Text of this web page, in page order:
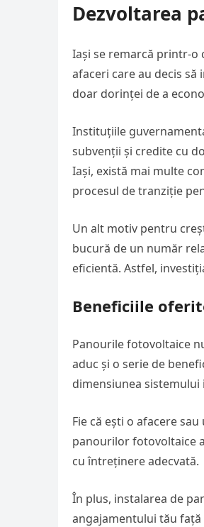
Dezvoltarea
Iași se remarcă printr-o
afaceri care au decis
doar dorinței de a
Instituțiile
subvenții și credite cu
Iași, există mai multe
procesul de tranziție
Un alt motiv pentru
bucură de un număr
eficientă. Astfel,
Beneficiile
Panourile fotovoltaice
aduc și o serie de
dimensiunea
Fie că ești o afacere
panourilor fotovoltaice
cu întreținere adecvată.
În plus, instalarea de
angajamentului tău față